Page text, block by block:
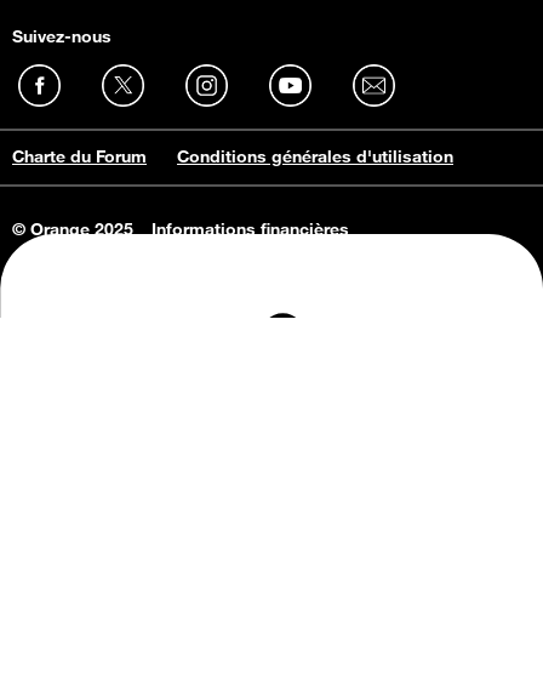
Suivez-nous
Charte du Forum Conditions générales d'utilisation
© Orange 2025
Informations financières